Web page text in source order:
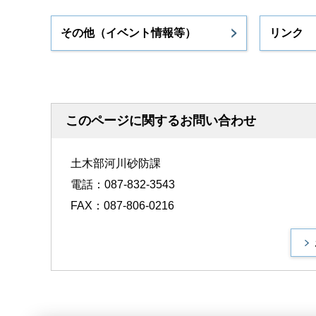
その他（イベント情報等） リンク
このページに関するお問い合わせ
土木部河川砂防課
電話：087-832-3543
FAX：087-806-0216